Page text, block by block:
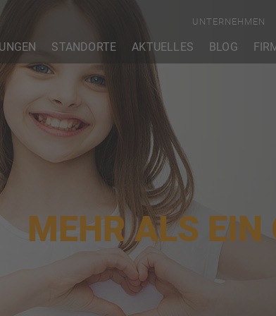
STANDORTE AKTUELLES BLOG
UNTERNEHMEN
MEHR ALS EIN